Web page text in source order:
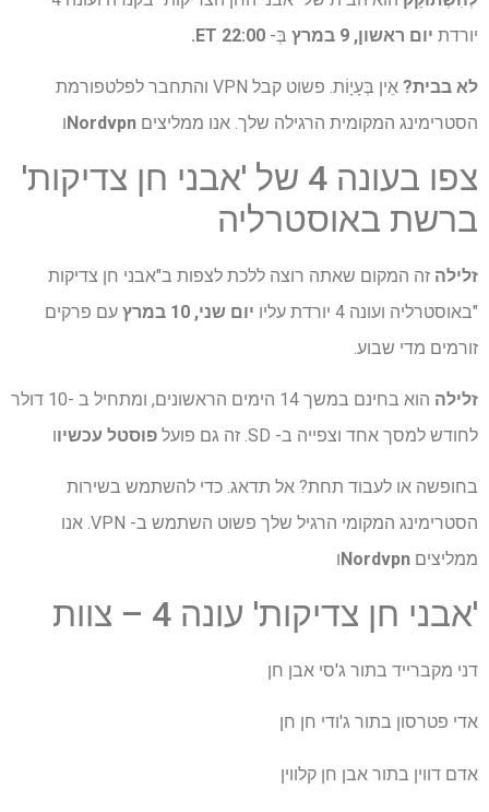
יורדת יום ראשון, 9 במרץ בְּ- 22:00 ET.
לא בבית?
אֵין בְּעָיָוֹת. פשוט קבל VPN והתחבר לפלטפורמת
הסטרימינג המקומית הרגילה שלך. אנו ממליצים Nordvpn ו
צפו בעונה 4 של 'אבני חן צדיקות'
ברשת באוסטרליה
זלילה זה המקום שאתה רוצה ללכת לצפות ב"אבני חן צדיקות
"באוסטרליה ועונה 4 יורדת עליו
יום שני, 10 במרץ
עם פרקים
זורמים מדי שבוע.
זלילה
הוא בחינם במשך 14 הימים הראשונים, ומתחיל ב -10 דולר
לחודש למסך אחד וצפייה ב- SD. זה גם פועל
פוסטל עכשיוו
בחופשה או לעבוד תחת? אל תדאג. כדי להשתמש בשירות
הסטרימינג המקומי הרגיל שלך פשוט השתמש ב- VPN. אנו
ממליצים Nordvpn ו
'אבני חן צדיקות' עונה 4 – צוות
דני מקברייד בתור ג'סי אבן חן
אדי פטרסון בתור ג'ודי חן חן
אדם דווין בתור אבן חן קלווין